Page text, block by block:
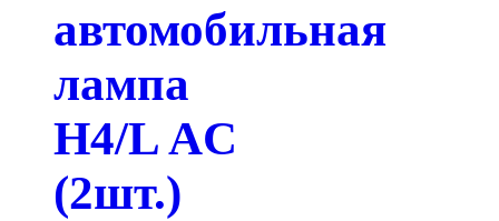
автомобильная
лампа
H4/L AC
(2шт.)